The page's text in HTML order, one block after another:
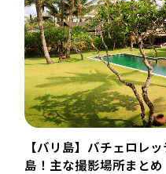
【バリ島】バチェロレ
島！主な撮影場所まとめ